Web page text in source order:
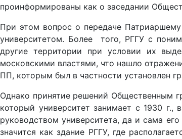
проинформированы как о заседании
При этом вопрос о передаче
университетом. Более того, РГГУ с
другие территории при условии их
московскими властями, что нашло
ПП, которым был в частности установлен
Однако принятие решений Общественным
который университет занимает с 1930 г.,
руководством университета, да и сама
значится как здание РГГУ, где